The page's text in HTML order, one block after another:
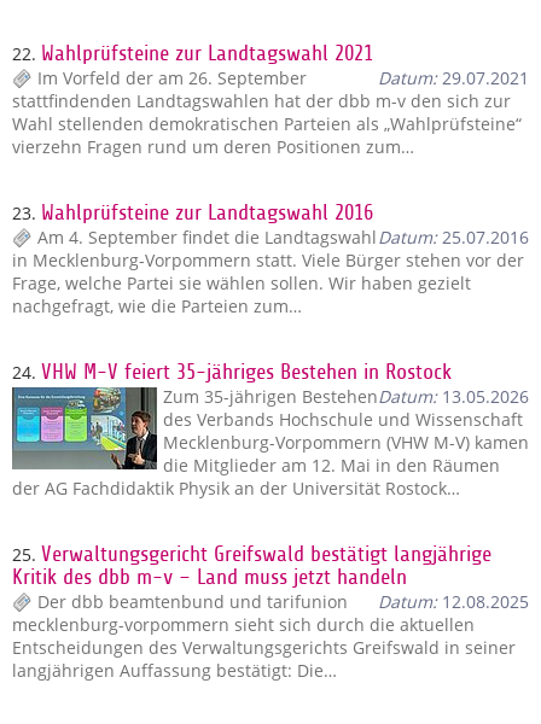
22. Wahlprüfsteine zur Landtagswahl 2021
Datum:29.07.2021
Im Vorfeld der am 26. September
stattfindenden Landtagswahlen hat der dbb m-v den sich zur
Wahl stellenden demokratischen Parteien als „Wahlprüfsteine“
vierzehn Fragen rund um deren Positionen zum…
23. Wahlprüfsteine zur Landtagswahl 2016
Datum:25.07.2016
Am 4. September findet die Landtagswahl
in Mecklenburg-Vorpommern statt. Viele Bürger stehen vor der
Frage, welche Partei sie wählen sollen. Wir haben gezielt
nachgefragt, wie die Parteien zum…
24. VHW M-V feiert 35-jähriges Bestehen in Rostock
Datum:13.05.2026
Zum 35-jährigen Bestehen
des Verbands Hochschule und Wissenschaft
Mecklenburg-Vorpommern (VHW M-V) kamen
die Mitglieder am 12. Mai in den Räumen
der AG Fachdidaktik Physik an der Universität Rostock…
25. Verwaltungsgericht Greifswald bestätigt langjährige
Kritik des dbb m-v – Land muss jetzt handeln
Datum:12.08.2025
Der dbb beamtenbund und tarifunion
mecklenburg-vorpommern sieht sich durch die aktuellen
Entscheidungen des Verwaltungsgerichts Greifswald in seiner
langjährigen Auffassung bestätigt: Die…